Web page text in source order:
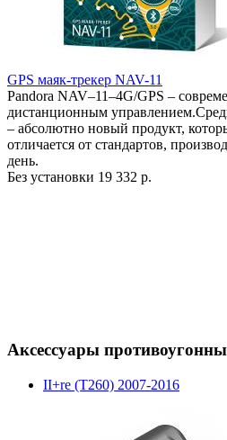
GPS маяк-трекер NAV-11
Pandora NAV–11–4G/GPS –
дистанционным
– абсолютно новый продукт,
отличается от стандартов,
день.
Без установки 19 332 р.
Аксессуары
II+re (T260) 2007-2016